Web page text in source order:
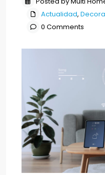
Actualidad,
0 Comments